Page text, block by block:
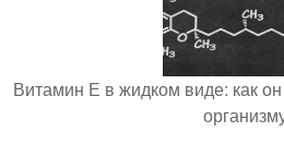
Витамин Е в жидком виде: как